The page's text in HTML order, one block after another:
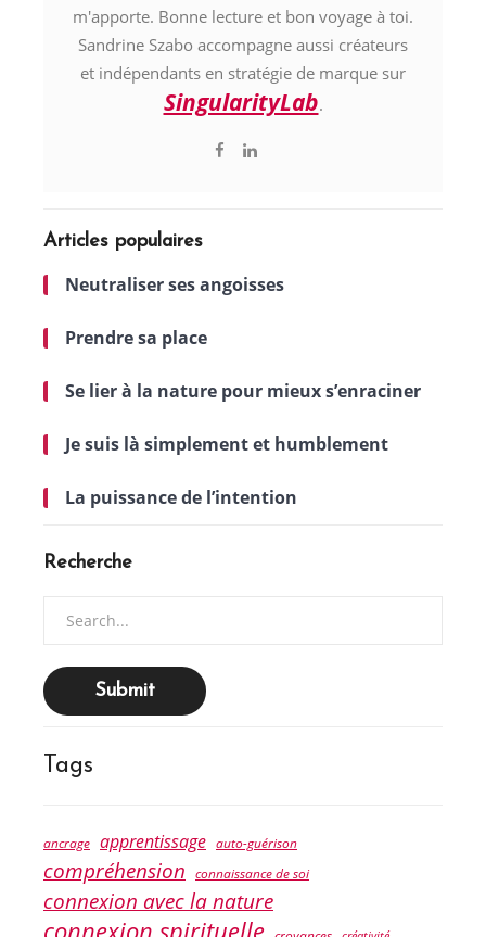
m'apporte. Bonne lecture et bon voyage à toi.
Sandrine Szabo accompagne aussi créateurs
et indépendants en stratégie de marque sur
SingularityLab.
Articles populaires
Neutraliser ses angoisses
Prendre sa place
Se lier à la nature pour mieux s’enraciner
Je suis là simplement et humblement
La puissance de l’intention
Recherche
Tags
ancrage apprentissage auto-guérison
compréhension connaissance de soi
connexion avec la nature
connexion spirituelle